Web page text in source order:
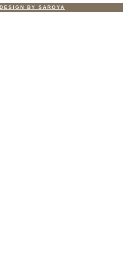
DESIGN BY SAROYA